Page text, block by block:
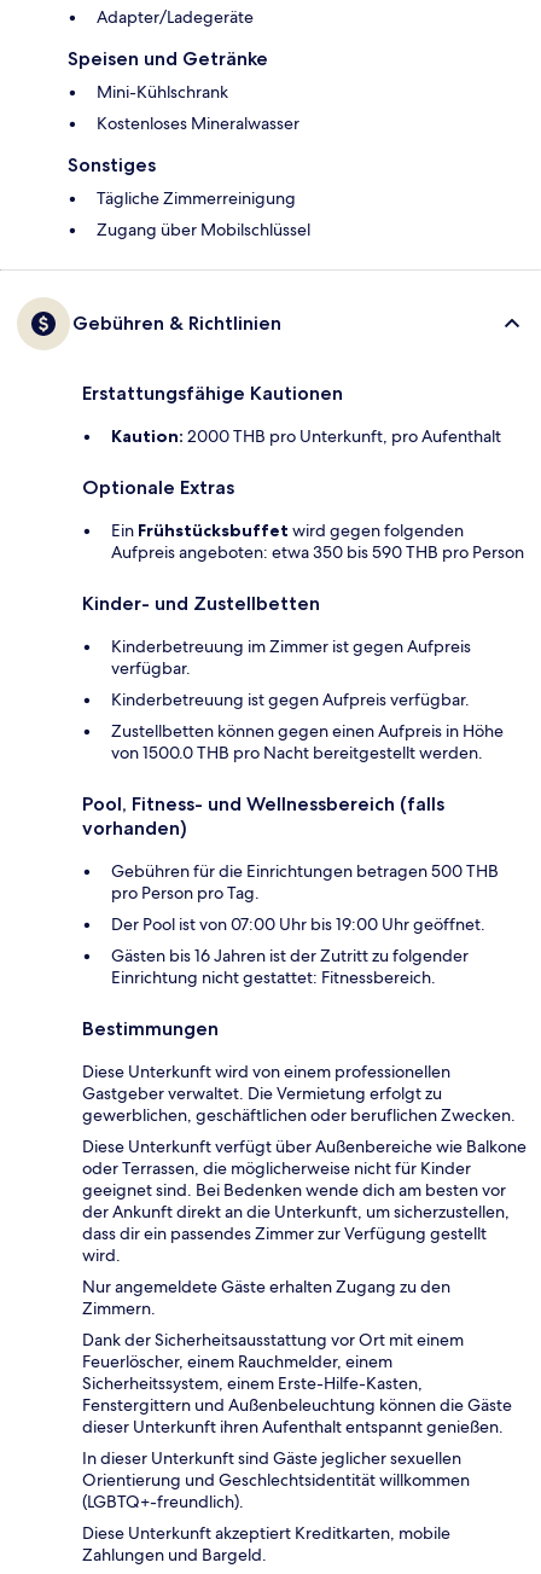
Adapter/Ladegeräte
Speisen und Getränke
Mini-Kühlschrank
Kostenloses Mineralwasser
Sonstiges
Tägliche Zimmerreinigung
Zugang über Mobilschlüssel
Gebühren & Richtlinien
Erstattungsfähige Kautionen
Kaution: 2000 THB pro Unterkunft, pro Aufenthalt
Optionale Extras
Ein Frühstücksbuffet wird gegen folgenden
Aufpreis angeboten: etwa 350 bis 590 THB pro Person
Kinder- und Zustellbetten
Kinderbetreuung im Zimmer ist gegen Aufpreis
verfügbar.
Kinderbetreuung ist gegen Aufpreis verfügbar.
Zustellbetten können gegen einen Aufpreis in Höhe
von 1500.0 THB pro Nacht bereitgestellt werden.
Pool, Fitness- und Wellnessbereich (falls
vorhanden)
Gebühren für die Einrichtungen betragen 500 THB
pro Person pro Tag.
Der Pool ist von 07:00 Uhr bis 19:00 Uhr geöffnet.
Gästen bis 16 Jahren ist der Zutritt zu folgender
Einrichtung nicht gestattet: Fitnessbereich.
Bestimmungen
Diese Unterkunft wird von einem professionellen
Gastgeber verwaltet. Die Vermietung erfolgt zu
gewerblichen, geschäftlichen oder beruflichen Zwecken.
Diese Unterkunft verfügt über Außenbereiche wie Balkone
oder Terrassen, die möglicherweise nicht für Kinder
geeignet sind. Bei Bedenken wende dich am besten vor
der Ankunft direkt an die Unterkunft, um sicherzustellen,
dass dir ein passendes Zimmer zur Verfügung gestellt
wird.
Nur angemeldete Gäste erhalten Zugang zu den
Zimmern.
Dank der Sicherheitsausstattung vor Ort mit einem
Feuerlöscher, einem Rauchmelder, einem
Sicherheitssystem, einem Erste-Hilfe-Kasten,
Fenstergittern und Außenbeleuchtung können die Gäste
dieser Unterkunft ihren Aufenthalt entspannt genießen.
In dieser Unterkunft sind Gäste jeglicher sexuellen
Orientierung und Geschlechtsidentität willkommen
(LGBTQ+-freundlich).
Diese Unterkunft akzeptiert Kreditkarten, mobile
Zahlungen und Bargeld.